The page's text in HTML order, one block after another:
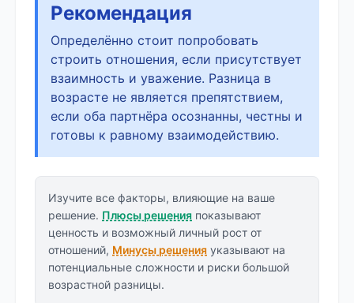
Рекомендация
Определённо стоит попробовать
строить отношения, если присутствует
взаимность и уважение. Разница в
возрасте не является препятствием,
если оба партнёра осознанны, честны и
готовы к равному взаимодействию.
Изучите все факторы, влияющие на ваше
решение. Плюсы решения показывают
ценность и возможный личный рост от
отношений, Минусы решения указывают на
потенциальные сложности и риски большой
возрастной разницы.